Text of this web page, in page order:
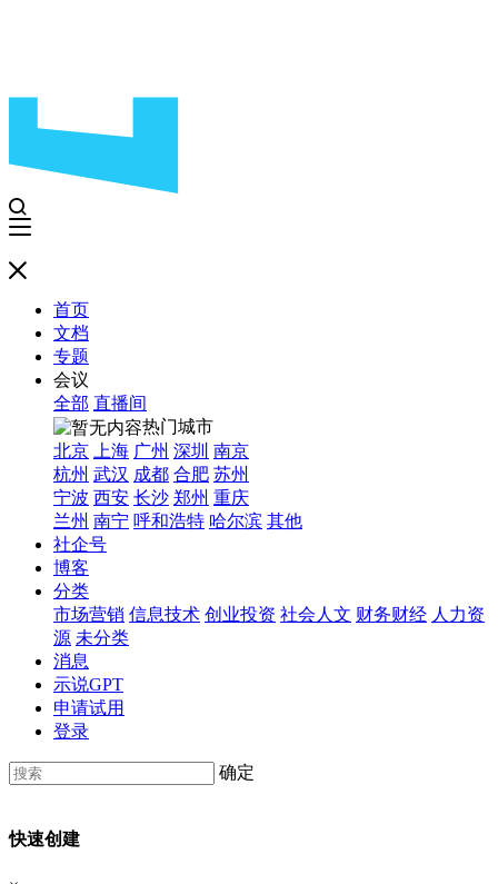
首页
文档
专题
会议
全部 直播间
热门城市
北京
上海 广州 深圳 南京
杭州 武汉 成都 合肥 苏州
宁波 西安 长沙 郑州 重庆
兰州 南宁 呼和浩特 哈尔滨 其他
社企号
博客
分类
市场营销 信息技术 创业投资 社会人文 财务财经 人力资
源 未分类
消息
示说GPT
申请试用
登录
确定
快速创建